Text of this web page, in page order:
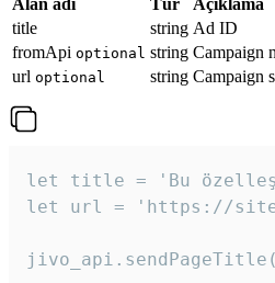
title
string Ad ID
fromApi optional string Campaign
url optional string Campaign
let title = 'Bu
let url = 'https://